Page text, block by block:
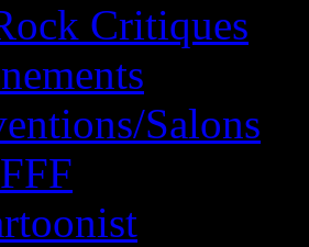
Critiques
Salons